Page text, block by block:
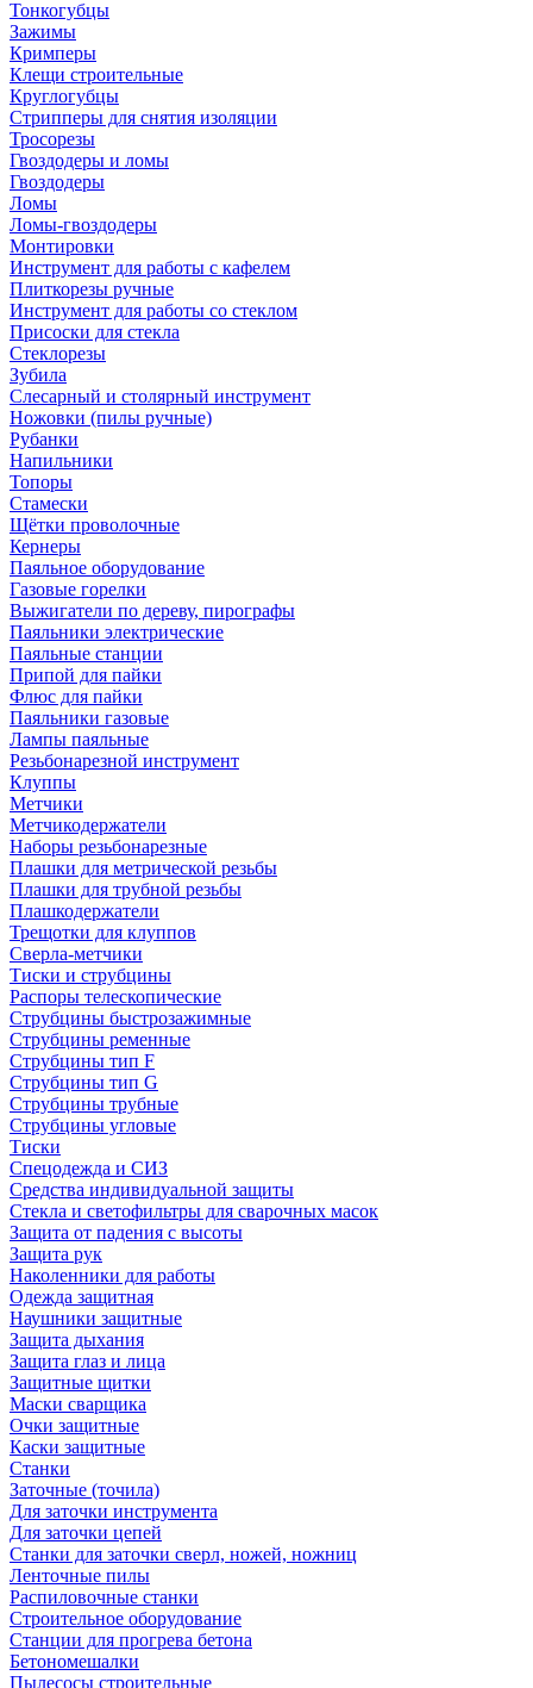
Тонкогубцы
Зажимы
Кримперы
Клещи строительные
Круглогубцы
Стрипперы для снятия изоляции
Тросорезы
Гвоздодеры и ломы
Гвоздодеры
Ломы
Ломы-гвоздодеры
Монтировки
Инструмент для работы с кафелем
Плиткорезы ручные
Инструмент для работы со стеклом
Присоски для стекла
Стеклорезы
Зубила
Слесарный и столярный инструмент
Ножовки (пилы ручные)
Рубанки
Напильники
Топоры
Стамески
Щётки проволочные
Кернеры
Паяльное оборудование
Газовые горелки
Выжигатели по дереву, пирографы
Паяльники электрические
Паяльные станции
Припой для пайки
Флюс для пайки
Паяльники газовые
Лампы паяльные
Резьбонарезной инструмент
Клуппы
Метчики
Метчикодержатели
Наборы резьбонарезные
Плашки для метрической резьбы
Плашки для трубной резьбы
Плашкодержатели
Трещотки для клуппов
Сверла-метчики
Тиски и струбцины
Распоры телескопические
Струбцины быстрозажимные
Струбцины ременные
Струбцины тип F
Струбцины тип G
Струбцины трубные
Струбцины угловые
Тиски
Спецодежда и СИЗ
Средства индивидуальной защиты
Стекла и светофильтры для сварочных масок
Защита от падения с высоты
Защита рук
Наколенники для работы
Одежда защитная
Наушники защитные
Защита дыхания
Защита глаз и лица
Защитные щитки
Маски сварщика
Очки защитные
Каски защитные
Станки
Заточные (точила)
Для заточки инструмента
Для заточки цепей
Станки для заточки сверл, ножей, ножниц
Ленточные пилы
Распиловочные станки
Строительное оборудование
Станции для прогрева бетона
Бетономешалки
Пылесосы строительные